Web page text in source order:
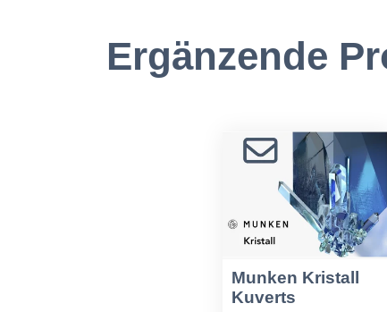
Ergänzende
Munken Kristall
Kuverts